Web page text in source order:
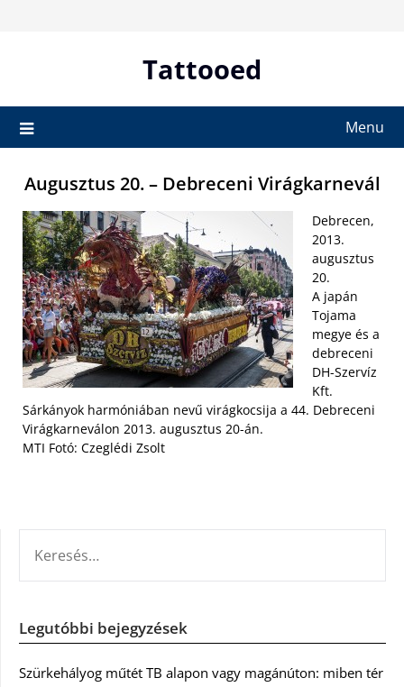
Tattooed
Menu
Augusztus 20. – Debreceni Virágkarnevál
Debrecen,
2013.
augusztus
20.
A japán
Tojama
megye és a
debreceni
DH-Szervíz
Kft.
Sárkányok harmóniában nevű virágkocsija a 44. Debreceni
Virágkarneválon 2013. augusztus 20-án.
MTI Fotó: Czeglédi Zsolt
Legutóbbi bejegyzések
Szürkehályog műtét TB alapon vagy magánúton: miben tér